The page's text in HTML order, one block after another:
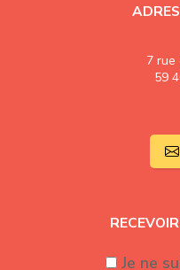
7 rue
59
Je ne